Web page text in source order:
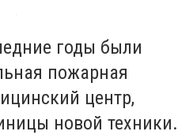
годы были
пожарная
центр,
новой техники.